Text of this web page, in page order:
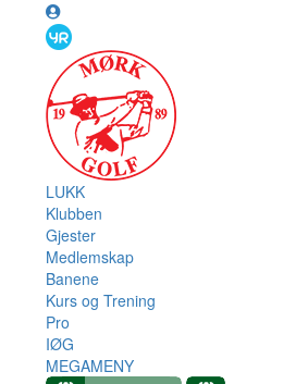
LUKK
Klubben
Gjester
Medlemskap
Banene
Kurs og Trening
Pro
IØG
MEGAMENY